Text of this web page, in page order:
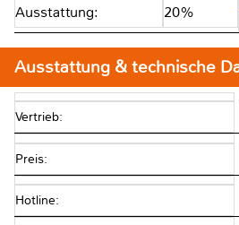
Ausstattung: 20%
Ausstattung & technische
Vertrieb:
Preis:
Hotline: